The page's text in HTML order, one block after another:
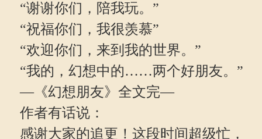
“谢谢你们，陪我玩。”
“祝福你们，我很羡慕”
“欢迎你们，来到我的世界。”
“我的，幻想中的……两个好朋友。”
—《幻想朋友》全文完—
作者有话说：
感谢大家的追更！这段时间超级忙，